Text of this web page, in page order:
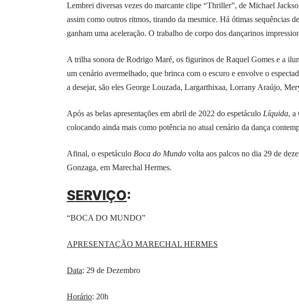
Lembrei diversas vezes do marcante clipe “Thriller”, de Michael
assim como outros ritmos, tirando da mesmice. Há ótimas sequências
ganham uma aceleração. O trabalho de corpo dos dançarinos
A trilha sonora de Rodrigo Maré, os figurinos de Raquel Gomes e a
um cenário avermelhado, que brinca com o escuro e envolve o
a desejar, são eles George Louzada, Largarthixaa, Lorrany Araújo,
Após as belas apresentações em abril de 2022 do espetáculo Líquida, a
colocando ainda mais como potência no atual cenário da dança
Afinal, o espetáculo Boca do Mundo volta aos palcos no dia 29 de
Gonzaga, em Marechal Hermes.
SERVIÇO:
“BOCA DO MUNDO”
APRESENTAÇÃO MARECHAL HERMES
Data: 29 de Dezembro
Horário: 20h